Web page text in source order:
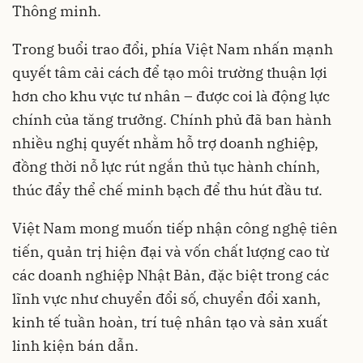
Thông minh.
Trong buổi trao đổi, phía Việt Nam nhấn mạnh
quyết tâm cải cách để tạo môi trường thuận lợi
hơn cho khu vực tư nhân – được coi là động lực
chính của tăng trưởng. Chính phủ đã ban hành
nhiều nghị quyết nhằm hỗ trợ doanh nghiệp,
đồng thời nỗ lực rút ngắn thủ tục hành chính,
thúc đẩy thể chế minh bạch để thu hút đầu tư.
Việt Nam mong muốn tiếp nhận công nghệ tiên
tiến, quản trị hiện đại và vốn chất lượng cao từ
các doanh nghiệp Nhật Bản, đặc biệt trong các
lĩnh vực như chuyển đổi số, chuyển đổi xanh,
kinh tế tuần hoàn, trí tuệ nhân tạo và sản xuất
linh kiện bán dẫn.